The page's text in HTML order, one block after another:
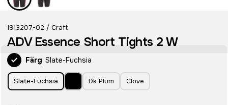
1913207-02 / Craft
ADV Essence Short Tights 2 W
Färg Slate-Fuchsia
Slate-Fuchsia Dk Plum Clove